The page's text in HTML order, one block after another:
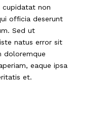
cupidatat non
officia deserunt
Sed ut
natus error sit
doloremque
eaque ipsa
et.